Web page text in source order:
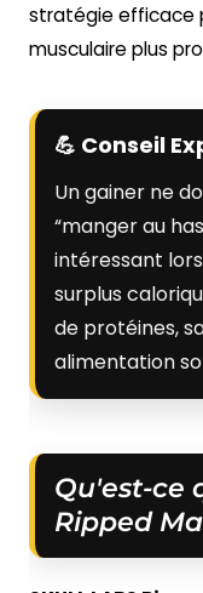
stratégie efficace
musculaire plus
💪 Conseil
Un gainer ne
“manger au
intéressant
surplus
de protéines,
alimentation
Qu'est-ce
Ripped